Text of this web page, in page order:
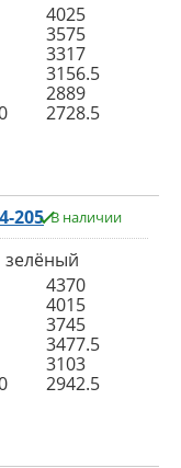
4025
3575
3317
3156.5
2889
2728.5
205 В наличии
зелёный
4370
4015
3745
3477.5
3103
2942.5